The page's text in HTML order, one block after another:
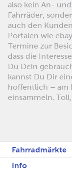
also kein An-
Fahrräder,
auch den
Portalen wie
Termine zur
dass die
Du Dein
kannst Du Dir
hoffentlich – am
einsammeln.
Fahrradmärkte
Info